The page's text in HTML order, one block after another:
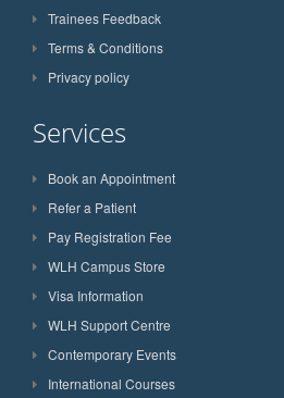
Trainees Feedback
Terms & Conditions
Privacy policy
Services
Book an Appointment
Refer a Patient
Pay Registration Fee
WLH Campus Store
Visa Information
WLH Support Centre
Contemporary Events
International Courses